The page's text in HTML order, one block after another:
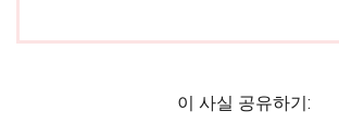
이 사실 공유하기: